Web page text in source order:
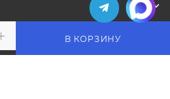
В КОРЗИНУ